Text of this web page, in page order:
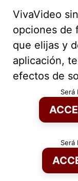
VivaVideo
opciones de
que elijas y
aplicación,
efectos de
Será
Será